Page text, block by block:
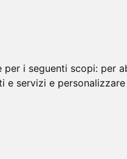
per i seguenti scopi: per
e servizi e